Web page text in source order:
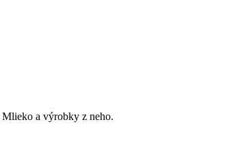
Mlieko a výrobky z neho.